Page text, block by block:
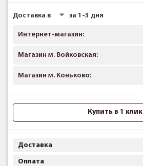
Доставка в за 1-3 дня
Интернет-магазин:
Магазин м. Войковская:
Магазин м. Коньково:
Купить в 1 клик
Доставка
Оплата